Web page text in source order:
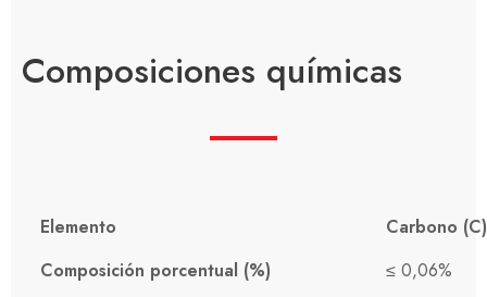
Composiciones químicas
Elemento
Carbono (C)
Composición porcentual (%)
≤ 0,06%